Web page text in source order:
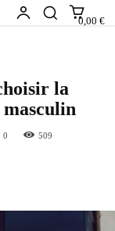
0,00 €
la
masculin
0 509